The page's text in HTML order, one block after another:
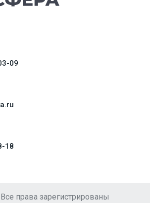
09
18
права зарегистрированы